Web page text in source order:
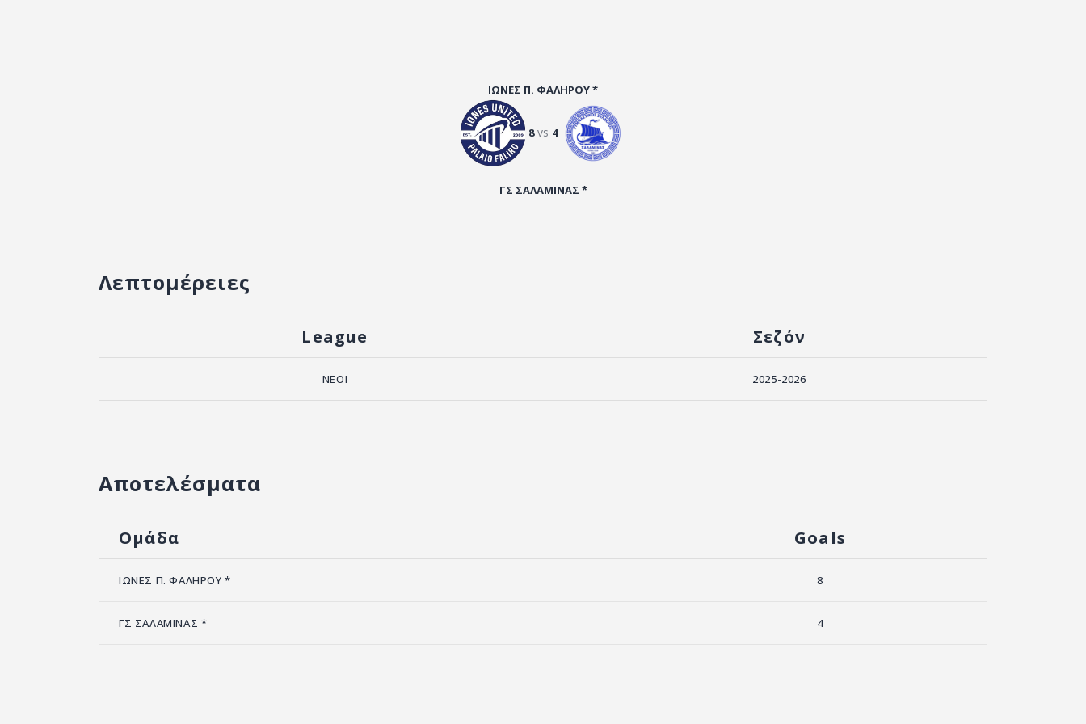
ΙΩΝΕΣ Π. ΦΑΛΗΡΟΥ *
8vs 4
ΓΣ ΣΑΛΑΜΙΝΑΣ *
Λεπτομέρειες
League Σεζόν
ΝΕΟΙ 2025-2026
Αποτελέσματα
Ομάδα Goals
ΙΩΝΕΣ Π. ΦΑΛΗΡΟΥ * 8
ΓΣ ΣΑΛΑΜΙΝΑΣ * 4